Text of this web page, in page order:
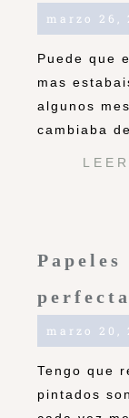
marzo 26,
Puede que
mas
algunos
cambiaba
marzo 20,
Tengo que
pintados